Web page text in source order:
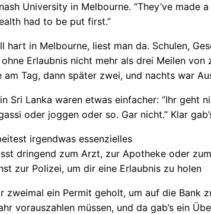
University in Melbourne. “They’ve made
had to be put first.”
hart in Melbourne, liest man da. Schulen,
Erlaubnis nicht mehr als drei Meilen von
am Tag, dann später zwei, und nachts war
Sri Lanka waren etwas einfacher: “Ihr geht
oder joggen oder so. Gar nicht.” Klar
irgendwas essenzielles
dringend zum Arzt, zur Apotheke oder
zur Polizei, um dir eine Erlaubnis zu holen
zweimal ein Permit geholt, um auf die Bank
vorauszahlen müssen, und da gab’s ein